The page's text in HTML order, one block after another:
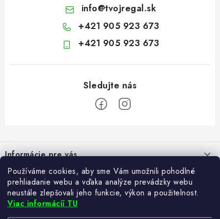
Používáme cookies, aby sme Vám umožnili pohodlné
prehliadanie webu a vďaka analýze prevádzky webu
neustále zlepšovali jeho funkcie, výkon a použitelnost.
Viac informácíí TU
info@tvojregal.sk
+421 905 923 673
+421 905 923 673
pInformácie pre vás
Kontakt
Hodnotenie obchodu
Blogy
Ako si vybrať poštovú schránku?
21.5.2024
Facebook